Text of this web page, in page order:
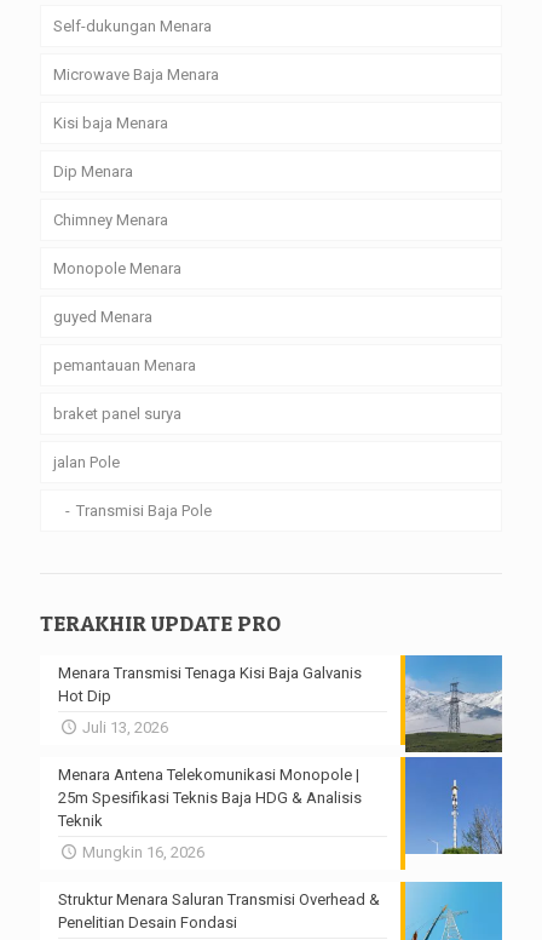
Self-dukungan Menara
Microwave Baja Menara
Kisi baja Menara
Dip Menara
Chimney Menara
Monopole Menara
guyed Menara
pemantauan Menara
braket panel surya
jalan Pole
Transmisi Baja Pole
TERAKHIR UPDATE PRO
Menara Transmisi Tenaga Kisi Baja Galvanis
Hot Dip
Juli 13, 2026
Menara Antena Telekomunikasi Monopole |
25m Spesifikasi Teknis Baja HDG & Analisis
Teknik
Mungkin 16, 2026
Struktur Menara Saluran Transmisi Overhead &
Penelitian Desain Fondasi